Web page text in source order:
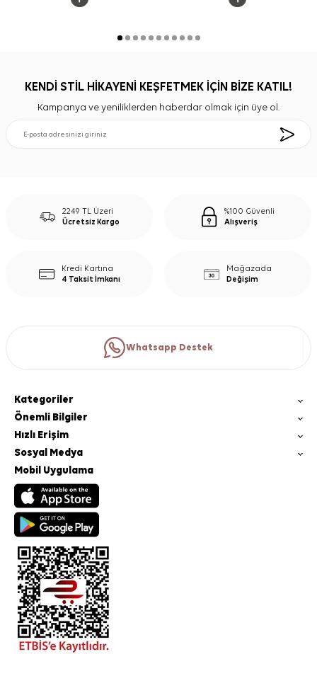
KENDİ STİL HİKAYENİ KEŞFETMEK İÇİN BİZE KATIL!
Kampanya ve yeniliklerden haberdar olmak için üye ol.
2249 TL Üzeri
Ücretsiz Kargo
%100 Güvenli
Alışveriş
Kredi Kartına
4 Taksit İmkanı
Mağazada
Değişim
Whatsapp Destek
Kategoriler
Önemli Bilgiler
Hızlı Erişim
Sosyal Medya
Mobil Uygulama